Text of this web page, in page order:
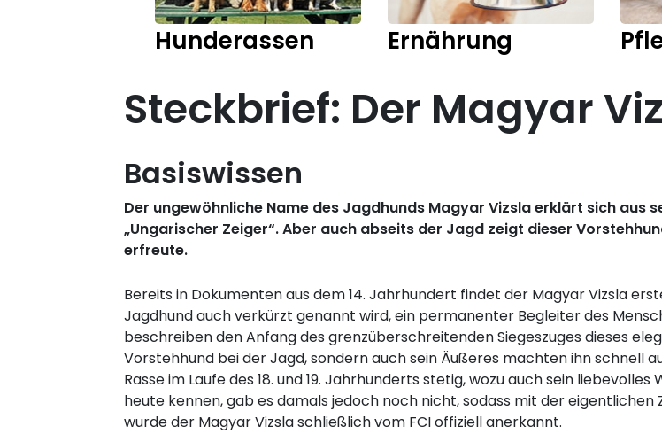
Hunderassen Ernährung
Steckbrief: Der Magyar
Basiswissen
Der ungewöhnliche Name des Jagdhunds Magyar Vizsla erklärt sich aus
„Ungarischer Zeiger“. Aber auch abseits der Jagd zeigt dieser
erfreute.
Bereits in Dokumenten aus dem 14. Jahrhundert findet der Magyar Vizsla
Jagdhund auch verkürzt genannt wird, ein permanenter Begleiter des
beschreiben den Anfang des grenzüberschreitenden Siegeszuges dieses
Vorstehhund bei der Jagd, sondern auch sein Äußeres machten ihn schnell
Rasse im Laufe des 18. und 19. Jahrhunderts stetig, wozu auch sein
heute kennen, gab es damals jedoch noch nicht, sodass mit der eigentlichen
wurde der Magyar Vizsla schließlich vom FCI offiziell anerkannt.